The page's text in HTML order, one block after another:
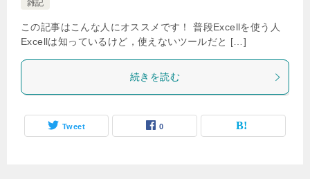
雑記
この記事はこんな人にオススメです！ 普段Excellを使う人
Excellは知っているけど，使えないツールだと […]
続きを読む
Tweet 0